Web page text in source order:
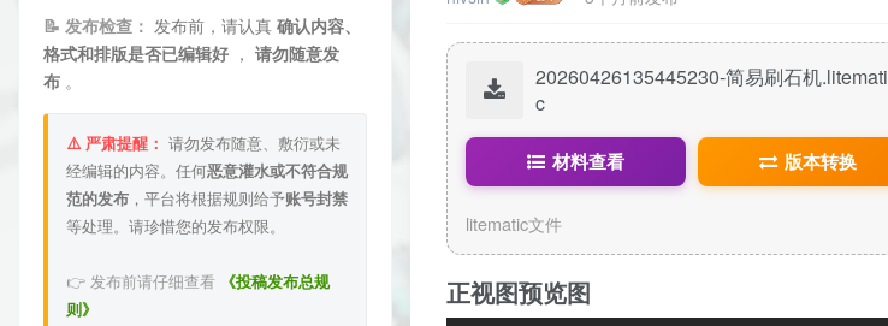
📝 发布检查： 发布前，请认真 确认内容、
格式和排版是否已编辑好 ， 请勿随意发
布 。
⚠️ 严肃提醒： 请勿发布随意、敷衍或未
经编辑的内容。任何恶意灌水或不符合规
范的发布 ，平台将根据规则给予账号封禁
等处理。请珍惜您的发布权限。
👉 发布前请仔细查看 《投稿发布总规
则》
20260426135445230-简易刷石机.litemati
c
材料查看 版本转换
litematic文件
正视图预览图